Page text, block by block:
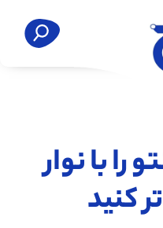
را با نوار
کنید